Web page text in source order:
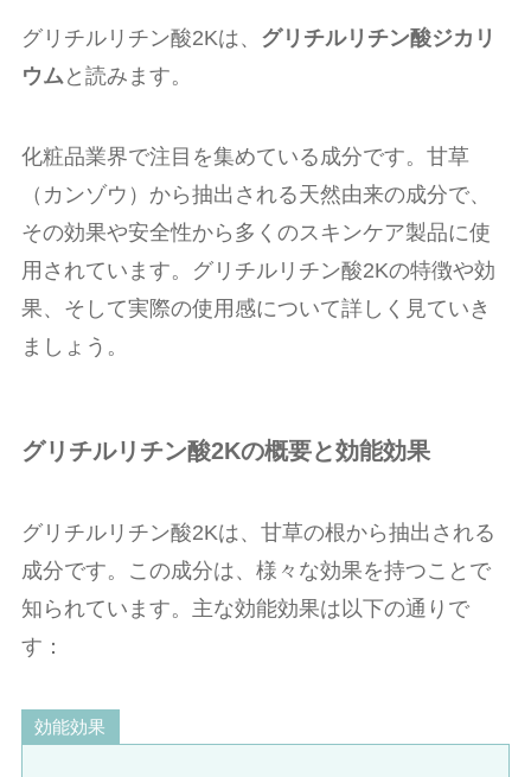
グリチルリチン酸2Kは、 グリチルリチン酸ジカリ
ウムと読みます。
化粧品業界で注目を集めている成分です。甘草
（カンゾウ）から抽出される天然由来の成分で、
その効果や安全性から多くのスキンケア製品に使
用されています。グリチルリチン酸2Kの特徴や効
果、そして実際の使用感について詳しく見ていき
ましょう。
グリチルリチン酸2Kの概要と効能効果
グリチルリチン酸2Kは、甘草の根から抽出される
成分です。この成分は、様々な効果を持つことで
知られています。主な効能効果は以下の通りで
す：
効能効果